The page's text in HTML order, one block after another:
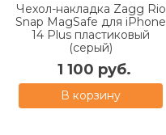
Чехол-накладка Zagg Rio
Snap MagSafe для iPhone
14 Plus пластиковый
(серый)
1 100 руб.
В корзину